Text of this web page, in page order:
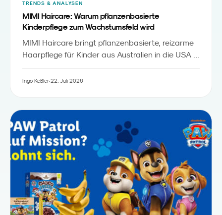
TRENDS & ANALYSEN
MIMI Haircare: Warum pflanzenbasierte
Kinderpflege zum Wachstumsfeld wird
MIMI Haircare bringt pflanzenbasierte, reizarme
Haarpflege für Kinder aus Australien in die USA -
Zubehör. Aus Sicht des Familienmarketings ist
wird.
Ingo Keßler·22. Juli 2026